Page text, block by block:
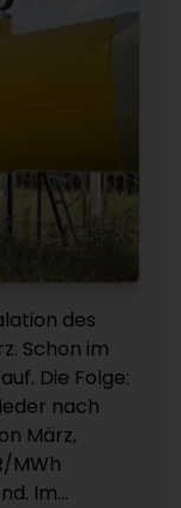
des
Schon im
Die Folge:
nach
März,
MWh
Im...